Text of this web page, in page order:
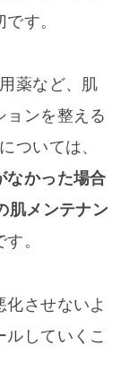
す。
薬など、肌
ョンを整える
ついては、
なかった場合
肌メンテナン
。
させないよ
ルしていくこ